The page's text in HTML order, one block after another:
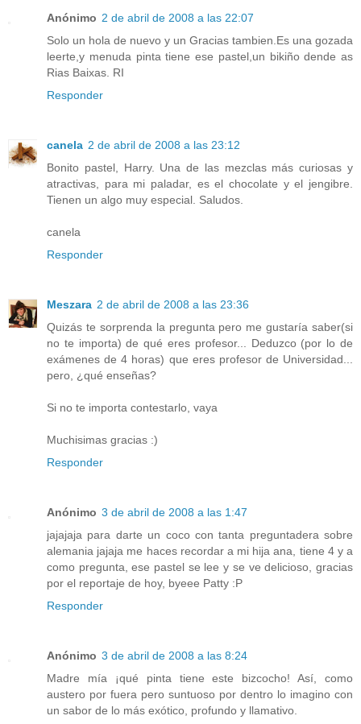
Anónimo 2 de abril de 2008 a las 22:07
Solo un hola de nuevo y un Gracias tambien.Es una gozada
leerte,y menuda pinta tiene ese pastel,un bikiño dende as
Rias Baixas. RI
Responder
canela 2 de abril de 2008 a las 23:12
Bonito pastel, Harry. Una de las mezclas más curiosas y
atractivas, para mi paladar, es el chocolate y el jengibre.
Tienen un algo muy especial. Saludos.
canela
Responder
Meszara 2 de abril de 2008 a las 23:36
Quizás te sorprenda la pregunta pero me gustaría saber(si
no te importa) de qué eres profesor... Deduzco (por lo de
exámenes de 4 horas) que eres profesor de Universidad...
pero, ¿qué enseñas?
Si no te importa contestarlo, vaya
Muchisimas gracias :)
Responder
Anónimo 3 de abril de 2008 a las 1:47
jajajaja para darte un coco con tanta preguntadera sobre
alemania jajaja me haces recordar a mi hija ana, tiene 4 y a
como pregunta, ese pastel se lee y se ve delicioso, gracias
por el reportaje de hoy, byeee Patty :P
Responder
Anónimo 3 de abril de 2008 a las 8:24
Madre mía ¡qué pinta tiene este bizcocho! Así, como
austero por fuera pero suntuoso por dentro lo imagino con
un sabor de lo más exótico, profundo y llamativo.